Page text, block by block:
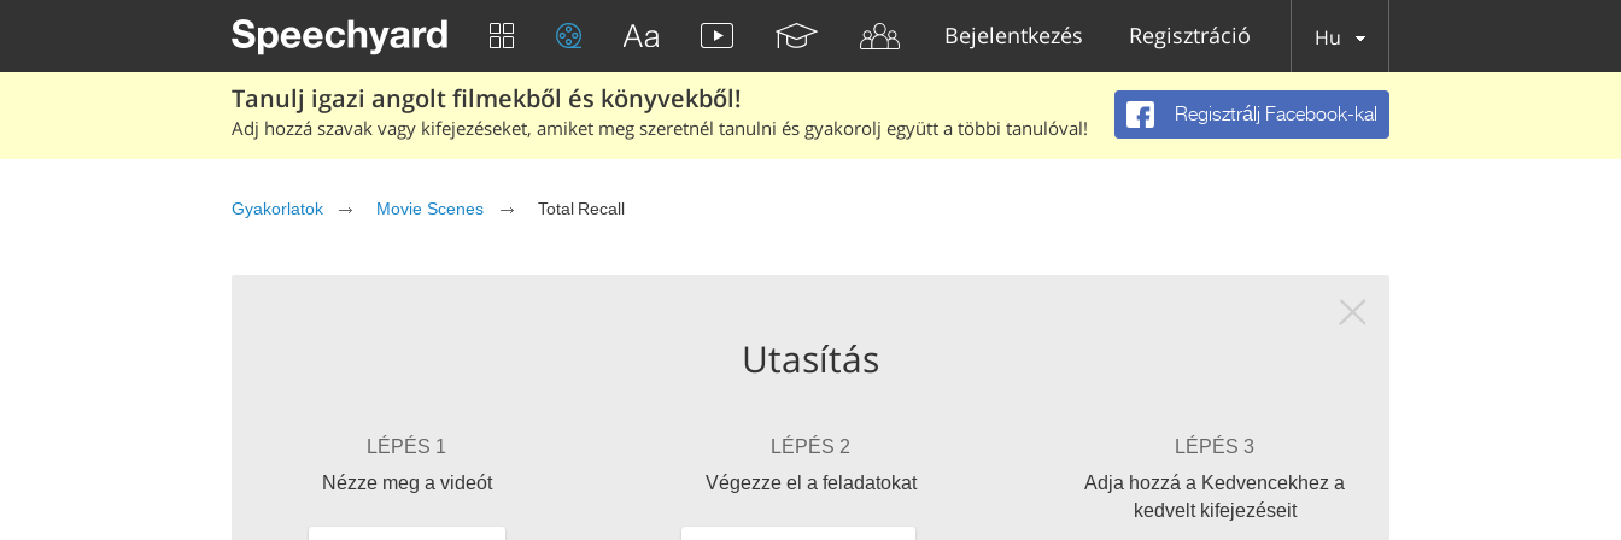
Bejelentkezés Regisztráció Hu
Tanulj igazi angolt filmekből és könyvekből!
Adj hozzá szavak vagy kifejezéseket, amiket meg szeretnél tanulni és gyakorolj együtt a többi tanulóval!
Regisztrálj Facebook-kal
Gyakorlatok Movie Scenes Total Recall
Utasítás
LÉPÉS 1
Nézze meg a videót
LÉPÉS 2
Végezze el a feladatokat
LÉPÉS 3
Adja hozzá a Kedvencekhez a
kedvelt kifejezéseit